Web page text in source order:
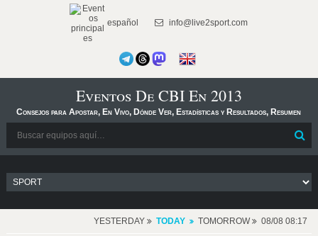
español info@live2sport.com
Eventos De CBI En 2013
Consejos para Apostar, En Vivo, Dónde Ver, Estadísticas y Resultados, Resumen
YESTERDAY TODAY TOMORROW 08/08 08:17